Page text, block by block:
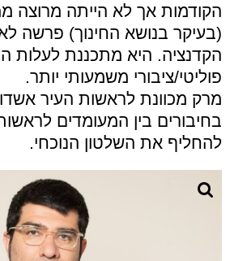
הקודמות אך לא הייתה מרוצה
(בעיקר בנושא החינוך) פרשה
הקדנציה. היא מתכננת לעלות
פוליטי/ציבורי משמעותי יותר.
מרק מכוונת לראשות העיר
בחיבורים בין המעומדים
להחליף את השלטון הנוכחי.